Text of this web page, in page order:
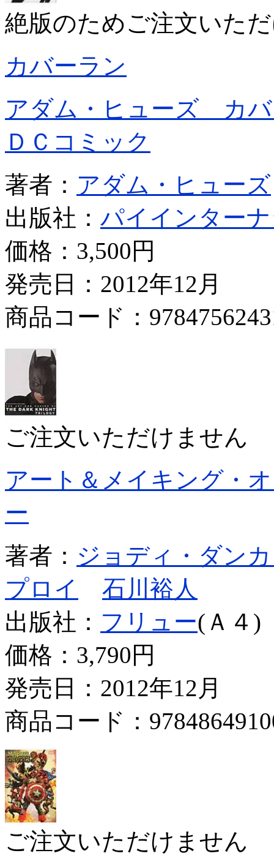
絶版のためご注文いた
カバーラン
アダム・ヒューズ カ
ＤＣコミック
著者： アダム・ヒューズ
出版社： パイインター
価格： 3,500円
発売日：2012年12月
商品コード：
ご注文いただけません
アート＆メイキング・
ー
著者： ジョディ・ダン
プロイ
石川裕人
出版社： フリュー(Ａ４)
価格： 3,790円
発売日：2012年12月
商品コード：
ご注文いただけません